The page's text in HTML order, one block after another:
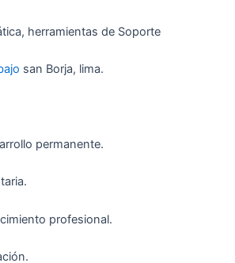
herramientas de Soporte
san Borja, lima.
permanente.
profesional.